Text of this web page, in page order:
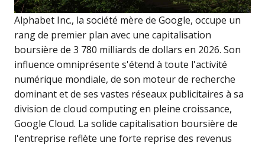
Alphabet Inc., la société mère de Google, occupe un
rang de premier plan avec une capitalisation
boursière de 3 780 milliards de dollars en 2026. Son
influence omniprésente s'étend à toute l'activité
numérique mondiale, de son moteur de recherche
dominant et de ses vastes réseaux publicitaires à sa
division de cloud computing en pleine croissance,
Google Cloud. La solide capitalisation boursière de
l'entreprise reflète une forte reprise des revenus